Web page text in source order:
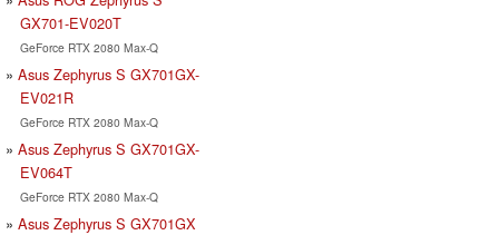
GX701-EV020T
GeForce RTX 2080 Max-Q
Asus Zephyrus S GX701GX-
EV021R
GeForce RTX 2080 Max-Q
Asus Zephyrus S GX701GX-
EV064T
GeForce RTX 2080 Max-Q
Asus Zephyrus S GX701GX